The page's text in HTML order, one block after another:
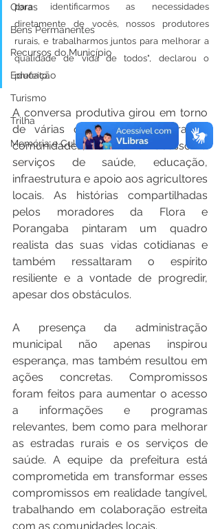
Obras
Bens Permanentes
Recursos do Município
Educação
Turismo
Trilha
Memória e Cultura
para identificarmos as necessidades
diretamente de vocês, nossos produtores
rurais, e trabalharmos juntos para melhorar a
qualidade de vida de todos", declarou o
prefeito.
A conversa produtiva girou em torno
de várias questões vitais para as
comunidades, como o acesso a
serviços de saúde, educação,
infraestrutura e apoio aos agricultores
locais. As histórias compartilhadas
pelos moradores da Flora e
Porangaba pintaram um quadro
realista das suas vidas cotidianas e
também ressaltaram o espírito
resiliente e a vontade de progredir,
apesar dos obstáculos.
A presença da administração
municipal não apenas inspirou
esperança, mas também resultou em
ações concretas. Compromissos
foram feitos para aumentar o acesso
a informações e programas
relevantes, bem como para melhorar
as estradas rurais e os serviços de
saúde. A equipe da prefeitura está
comprometida em transformar esses
compromissos em realidade tangível,
trabalhando em colaboração estreita
com as comunidades locais.